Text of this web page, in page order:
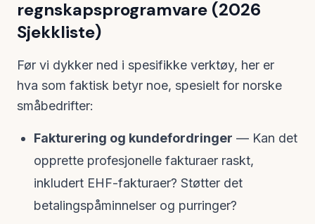
regnskapsprogramvare (2026
Sjekkliste)
Før vi dykker ned i spesifikke verktøy, her er
hva som faktisk betyr noe, spesielt for norske
småbedrifter:
Fakturering og kundefordringer — Kan det
opprette profesjonelle fakturaer raskt,
inkludert EHF-fakturaer? Støtter det
betalingspåminnelser og purringer?